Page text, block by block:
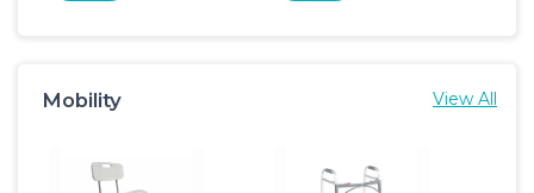
Mobility View All